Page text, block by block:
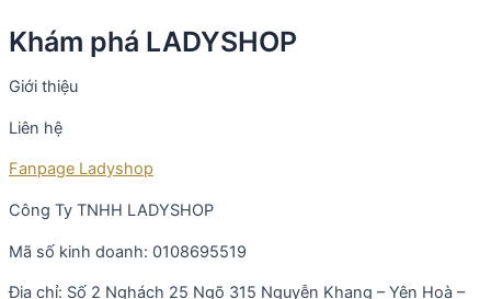
Khám phá LADYSHOP
Giới thiệu
Liên hệ
Fanpage Ladyshop
Công Ty TNHH LADYSHOP
Mã số kinh doanh: 0108695519
Địa chỉ: Số 2 Nghách 25 Ngõ 315 Nguyễn Khang – Yên Hoà –